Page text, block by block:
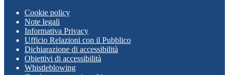
Cookie policy
Note legali
Informativa Privacy
Ufficio Relazioni con il Pubblico
Dichiarazione di accessibilità
Obiettivi di accessibilità
Whistleblowing